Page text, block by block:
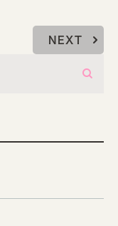
NEXT